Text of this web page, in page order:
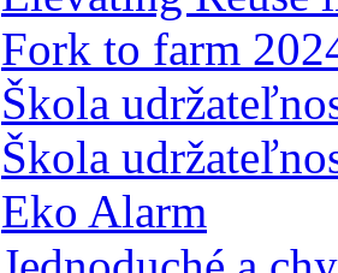
Fork to farm
Škola
Škola
Eko Alarm